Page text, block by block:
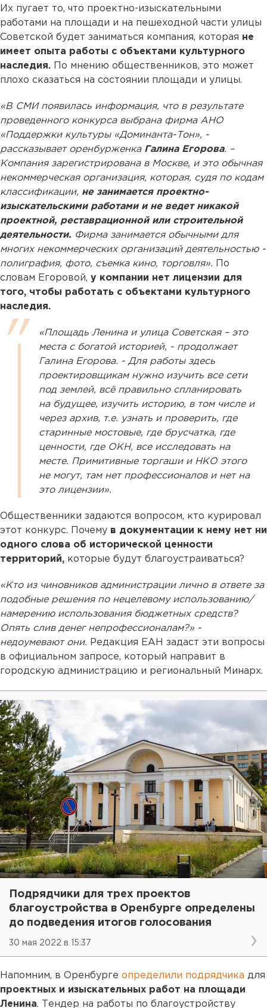
Их пугает то, что проектно-изыскательными
работами на площади и на пешеходной части улицы
Советской будет заниматься компания, которая не
имеет опыта работы с объектами культурного
наследия.
По мнению общественников, это может
плохо сказаться на состоянии площади и улицы.
«В СМИ появилась информация, что в результате
проведенного конкурса выбрана фирма АНО
«Поддержки культуры «Доминанта-Тон», -
рассказывает оренбурженка Галина Егорова. –
Компания зарегистрирована в Москве, и это обычная
некоммерческая организация, которая, судя по кодам
классификации, не занимается проектно-
изыскательскими работами и не ведет никакой
проектной, реставрационной или строительной
деятельности. Фирма занимается обычными для
многих некоммерческих организаций деятельностью -
полиграфия, фото, съемка кино, торговля».
По
словам Егоровой, у компании нет лицензии для
того, чтобы работать с объектами культурного
наследия.
«Площадь Ленина и улица Советская – это
места с богатой историей, - продолжает
Галина Егорова. - Для работы здесь
проектировщикам нужно изучить все сети
под землей, всё правильно спланировать
на будущее, изучить историю, в том числе и
через архив, т.е. узнать и проверить, где
старинные мостовые, где брусчатка, где
ценности, где ОКН, все исследовать на
месте. Примитивные торгаши и НКО этого
не могут, там нет профессионалов и нет на
это лицензии».
Общественники задаются вопросом, кто курировал
этот конкурс. Почему в документации к нему нет ни
одного слова об исторической ценности
территорий, которые будут благоустраиваться?
«Кто из чиновников администрации лично в ответе за
подобные решения по нецелевому использованию/
намерению использования бюджетных средств?
Опять слив денег непрофессионалам?» -
недоумевают они. Редакция ЕАН задаст эти вопросы
в официальном запросе, который направит в
городскую администрацию и региональный Минарх.
Подрядчики для трех проектов
благоустройства в Оренбурге определены
до подведения итогов голосования
30 мая 2022 в 15:37
Напомним, в Оренбурге определили подрядчика для
проектных и изыскательных работ на площади
Ленина. Тендер на работы по благоустройству